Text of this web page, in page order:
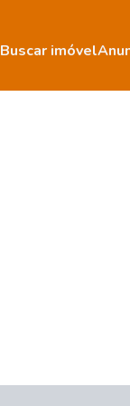
Buscar imóvel